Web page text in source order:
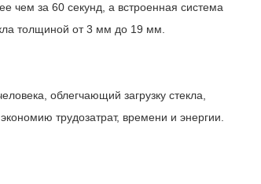
чем за 60 секунд, а встроенная система
толщиной от 3 мм до 19 мм.
облегчающий загрузку стекла,
трудозатрат, времени и энергии.